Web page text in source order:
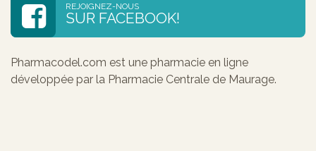
REJOIGNEZ-NOUS
SUR FACEBOOK!
Pharmacodel.com est une pharmacie en ligne
développée par la Pharmacie Centrale de Maurage.